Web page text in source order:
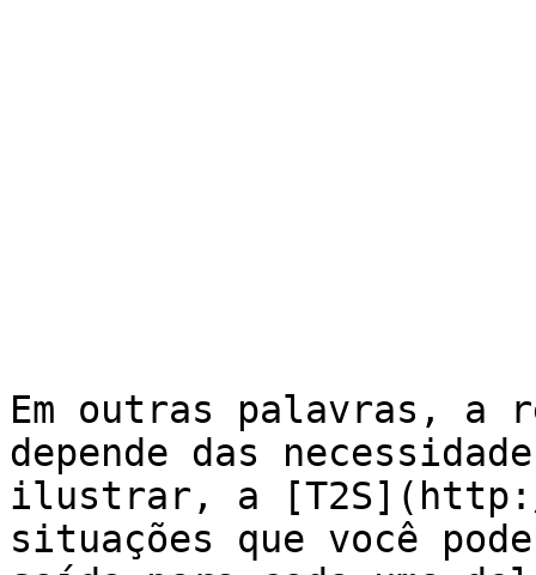
Em outras palavras, a
depende das
ilustrar, a
situações que você